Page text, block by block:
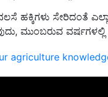
agriculture
ಹಕ್ಕಿಗಳು ಸೇರಿದಂತೆ
ಮುಂಬರುವ